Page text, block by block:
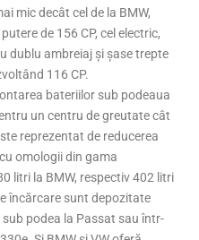
mic decât cel de la BMW,
de 156 CP, cel electric,
dublu ambreiaj și șase trepte
116 CP.
bateriilor sub podeaua
un centru de greutate cât
reprezentat de reducerea
omologii din gama
litri la BMW, respectiv 402 litri
încărcare sunt depozitate
podea la Passat sau într-